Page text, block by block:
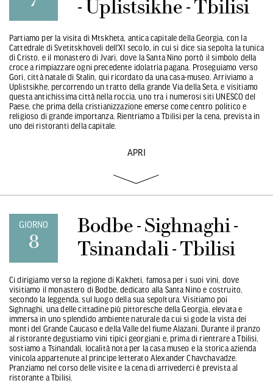
- Uplistsikhe - Tbilisi
Partiamo per la visita di Mtskheta, antica capitale della Georgia, con la
Cattedrale di Svetitskhoveli dell'XI secolo, in cui si dice sia sepolta la tunica
di Cristo, e il monastero di Jvari, dove la Santa Nino portò il simbolo della
croce a rimpiazzare ogni precedente idolatria pagana. Proseguiamo verso
Gori, città natale di Stalin, qui ricordato da una casa-museo. Arriviamo a
Uplistsikhe, percorrendo un tratto della grande Via della Seta, e visitiamo
questa antichissima città nella roccia, uno tra i numerosi siti UNESCO del
Paese, che prima della cristianizzazione emerse come centro politico e
religioso di grande importanza. Rientriamo a Tbilisi per la cena, prevista in
uno dei ristoranti della capitale.
APRI
GIORNO
8
Bodbe - Sighnaghi -
Tsinandali - Tbilisi
Ci dirigiamo verso la regione di Kakheti, famosa per i suoi vini, dove
visitiamo il monastero di Bodbe, dedicato alla Santa Nino e costruito,
secondo la leggenda, sul luogo della sua sepoltura. Visitiamo poi
Sighnaghi, una delle cittadine più pittoresche della Georgia, elevata e
immersa in uno splendido ambiente naturale da cui si gode la vista dei
monti del Grande Caucaso e della Valle del fiume Alazani. Durante il pranzo
al ristorante degustiamo vini tipici georgiani e, prima di rientrare a Tbilisi,
sostiamo a Tsinandali, località nota per la casa museo e la storica azienda
vinicola appartenute al principe letterato Alexander Chavchavadze.
Pranziamo nel corso delle visite e la cena di arrivederci è prevista al
ristorante a Tbilisi.